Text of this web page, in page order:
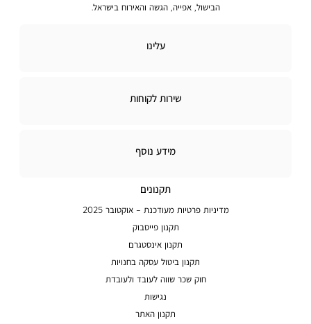
הבישול, אפייה, הגשה והאירוח בישראל.
עלינו
שירות לקוחות
מידע
מידע נוסף
תקנונים
מדיניות פרטיות מעודכנת – אוקטובר 2025
תקנון פייסבוק
תקנון אינסטגרם
תקנון ביטול עסקה בחנויות
חוק שכר שווה לעובד ולעובדת
נגישות
תקנון האתר